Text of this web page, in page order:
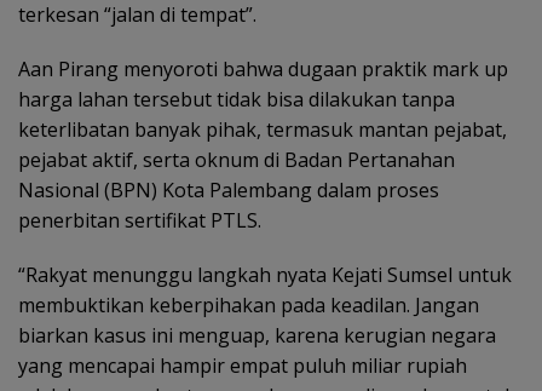
terkesan “jalan di tempat”.
Aan Pirang menyoroti bahwa dugaan praktik mark up
harga lahan tersebut tidak bisa dilakukan tanpa
keterlibatan banyak pihak, termasuk mantan pejabat,
pejabat aktif, serta oknum di Badan Pertanahan
Nasional (BPN) Kota Palembang dalam proses
penerbitan sertifikat PTLS.
“Rakyat menunggu langkah nyata Kejati Sumsel untuk
membuktikan keberpihakan pada keadilan. Jangan
biarkan kasus ini menguap, karena kerugian negara
yang mencapai hampir empat puluh miliar rupiah